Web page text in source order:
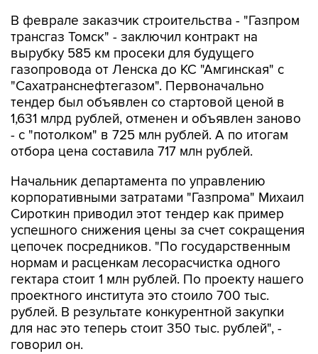
В феврале заказчик строительства - "Газпром
трансгаз Томск" - заключил контракт на
вырубку 585 км просеки для будущего
газопровода от Ленска до КС "Амгинская" с
"Сахатранснефтегазом". Первоначально
тендер был объявлен со стартовой ценой в
1,631 млрд рублей, отменен и объявлен заново
- с "потолком" в 725 млн рублей. А по итогам
отбора цена составила 717 млн рублей.
Начальник департамента по управлению
корпоративными затратами "Газпрома" Михаил
Сироткин приводил этот тендер как пример
успешного снижения цены за счет сокращения
цепочек посредников. "По государственным
нормам и расценкам лесорасчистка одного
гектара стоит 1 млн рублей. По проекту нашего
проектного института это стоило 700 тыс.
рублей. В результате конкурентной закупки
для нас это теперь стоит 350 тыс. рублей", -
говорил он.